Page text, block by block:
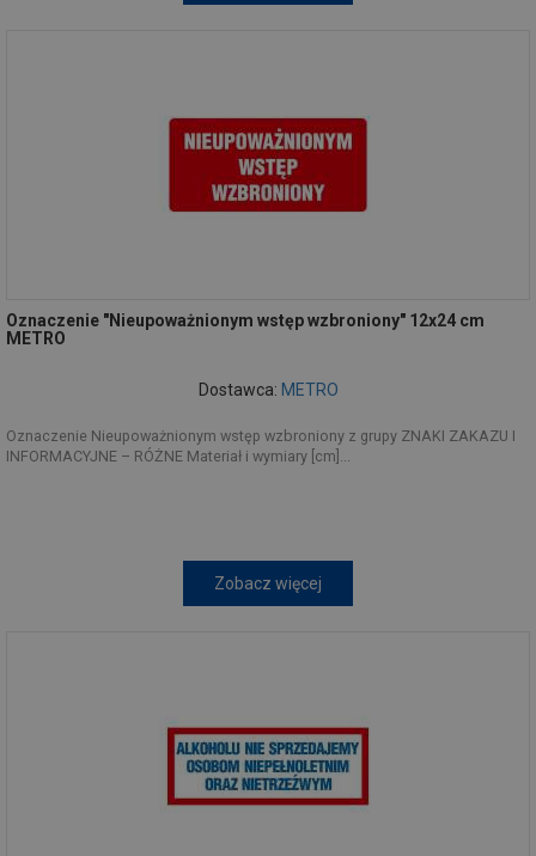
Oznaczenie "Nieupoważnionym wstęp wzbroniony" 12x24 cm
METRO
Dostawca: METRO
Oznaczenie Nieupoważnionym wstęp wzbroniony z grupy ZNAKI ZAKAZU I
INFORMACYJNE – RÓŻNE Materiał i wymiary [cm]...
Zobacz więcej